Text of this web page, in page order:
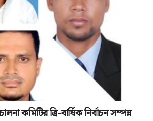
কমিটির ত্রি-বার্ষিক নির্বাচন সম্পন্ন